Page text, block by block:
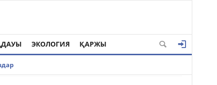
ЭКОЛОГИЯ ҚАРЖЫ